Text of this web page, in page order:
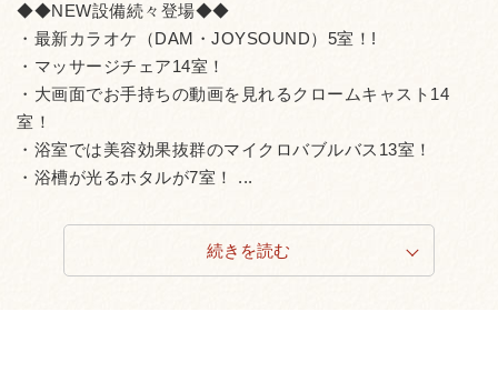
◆◆NEW設備続々登場◆◆
・最新カラオケ（DAM・JOYSOUND）5室！!
・マッサージチェア14室！
・大画面でお手持ちの動画を見れるクロームキャスト14
室！
・浴室では美容効果抜群のマイクロバブルバス13室！
・浴槽が光るホタルが7室！ ...
続きを読む